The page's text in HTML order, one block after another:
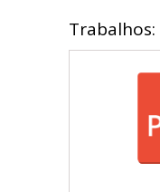
Trabalhos: